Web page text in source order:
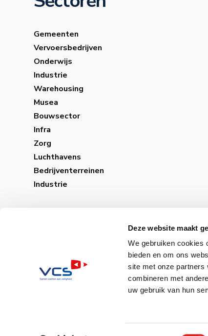
Deze website maakt
We gebruiken cookies
bieden en om ons
site met onze partners
combineren met
uw gebruik van hun
Gemeenten
Vervoersbedrijven
Onderwijs
Industrie
Warehousing
Musea
Bouwsector
Infra
Zorg
Luchthavens
Bedrijventerreinen
Industrie